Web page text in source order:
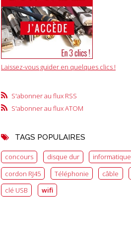
Laissez-vous guider en quelques clics !
S'abonner au flux RSS
S'abonner au flux ATOM
TAGS POPULAIRES
concours disque dur informatique
cordon RJ45
Téléphonie câble
clé USB
wifi